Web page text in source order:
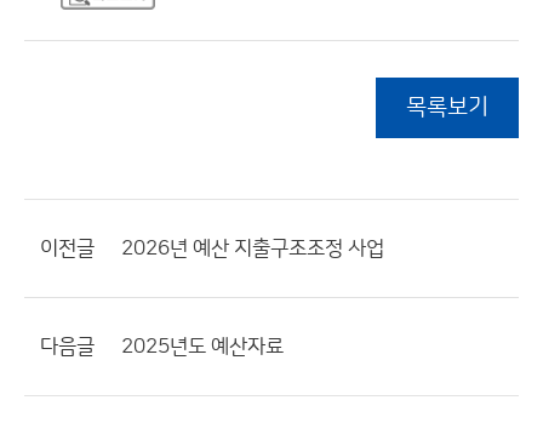
목록보기
이전글 2026년 예산 지출구조조정 사업
다음글 2025년도 예산자료